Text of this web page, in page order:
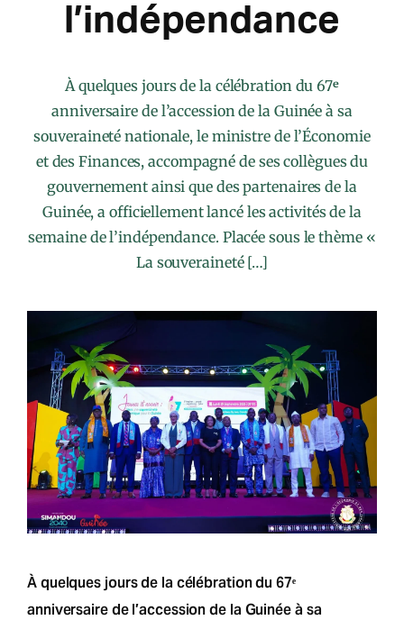
l’indépendance
À quelques jours de la célébration du 67ᵉ
anniversaire de l’accession de la Guinée à sa
souveraineté nationale, le ministre de l’Économie
et des Finances, accompagné de ses collègues du
gouvernement ainsi que des partenaires de la
Guinée, a officiellement lancé les activités de la
semaine de l’indépendance. Placée sous le thème «
La souveraineté […]
À quelques jours de la célébration du 67ᵉ
anniversaire de l’accession de la Guinée à sa